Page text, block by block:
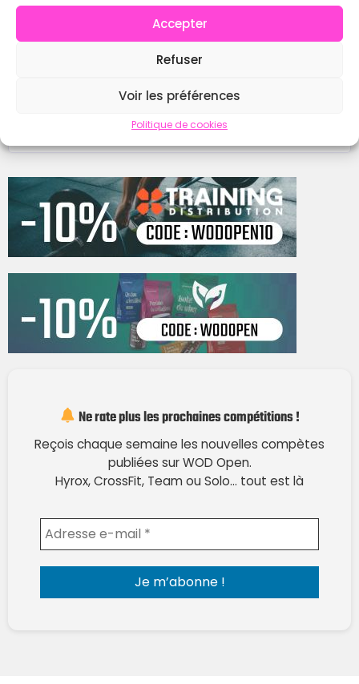
Accepter
Refuser
Voir les préférences
Politique de cookies
Instagram
Ne rate plus les prochaines compétitions !
Reçois chaque semaine les nouvelles compètes
publiées sur WOD Open.
Hyrox, CrossFit, Team ou Solo… tout est là